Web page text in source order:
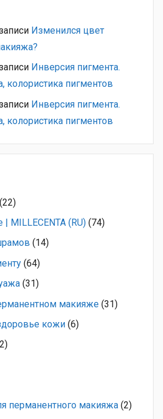
Изменился цвет
Инверсия пигмента.
колористика пигментов
Инверсия пигмента.
колористика пигментов
(22)
| MILLECENTA (RU) (74)
(14)
(64)
(31)
макияже (31)
кожи (6)
перманентного макияжа (2)